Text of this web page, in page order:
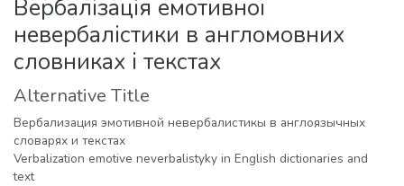
All of DSpace
Statistics
Вербалізація емотивної
невербалістики в англомовних
словниках і текстах
Alternative Title
Вербализация эмотивной невербалистикы в англоязычных
словарях и текстах
Verbalization emotive neverbalistyky in English dictionaries and
text